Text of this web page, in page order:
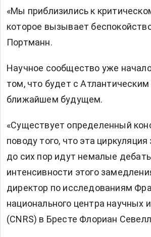
«Мы приблизились к
которое вызывает
Портманн.
Научное сообщество уже
том, что будет с
ближайшем будущем.
«Существует определенный
поводу того, что эта
до сих пор идут немалые
интенсивности этого
директор по исследованиям
национального центра научных
(CNRS) в Бресте Флориан